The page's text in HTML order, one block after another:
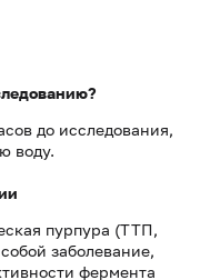
до исследования,
воду.
пурпура (ТТП,
заболевание,
фермента